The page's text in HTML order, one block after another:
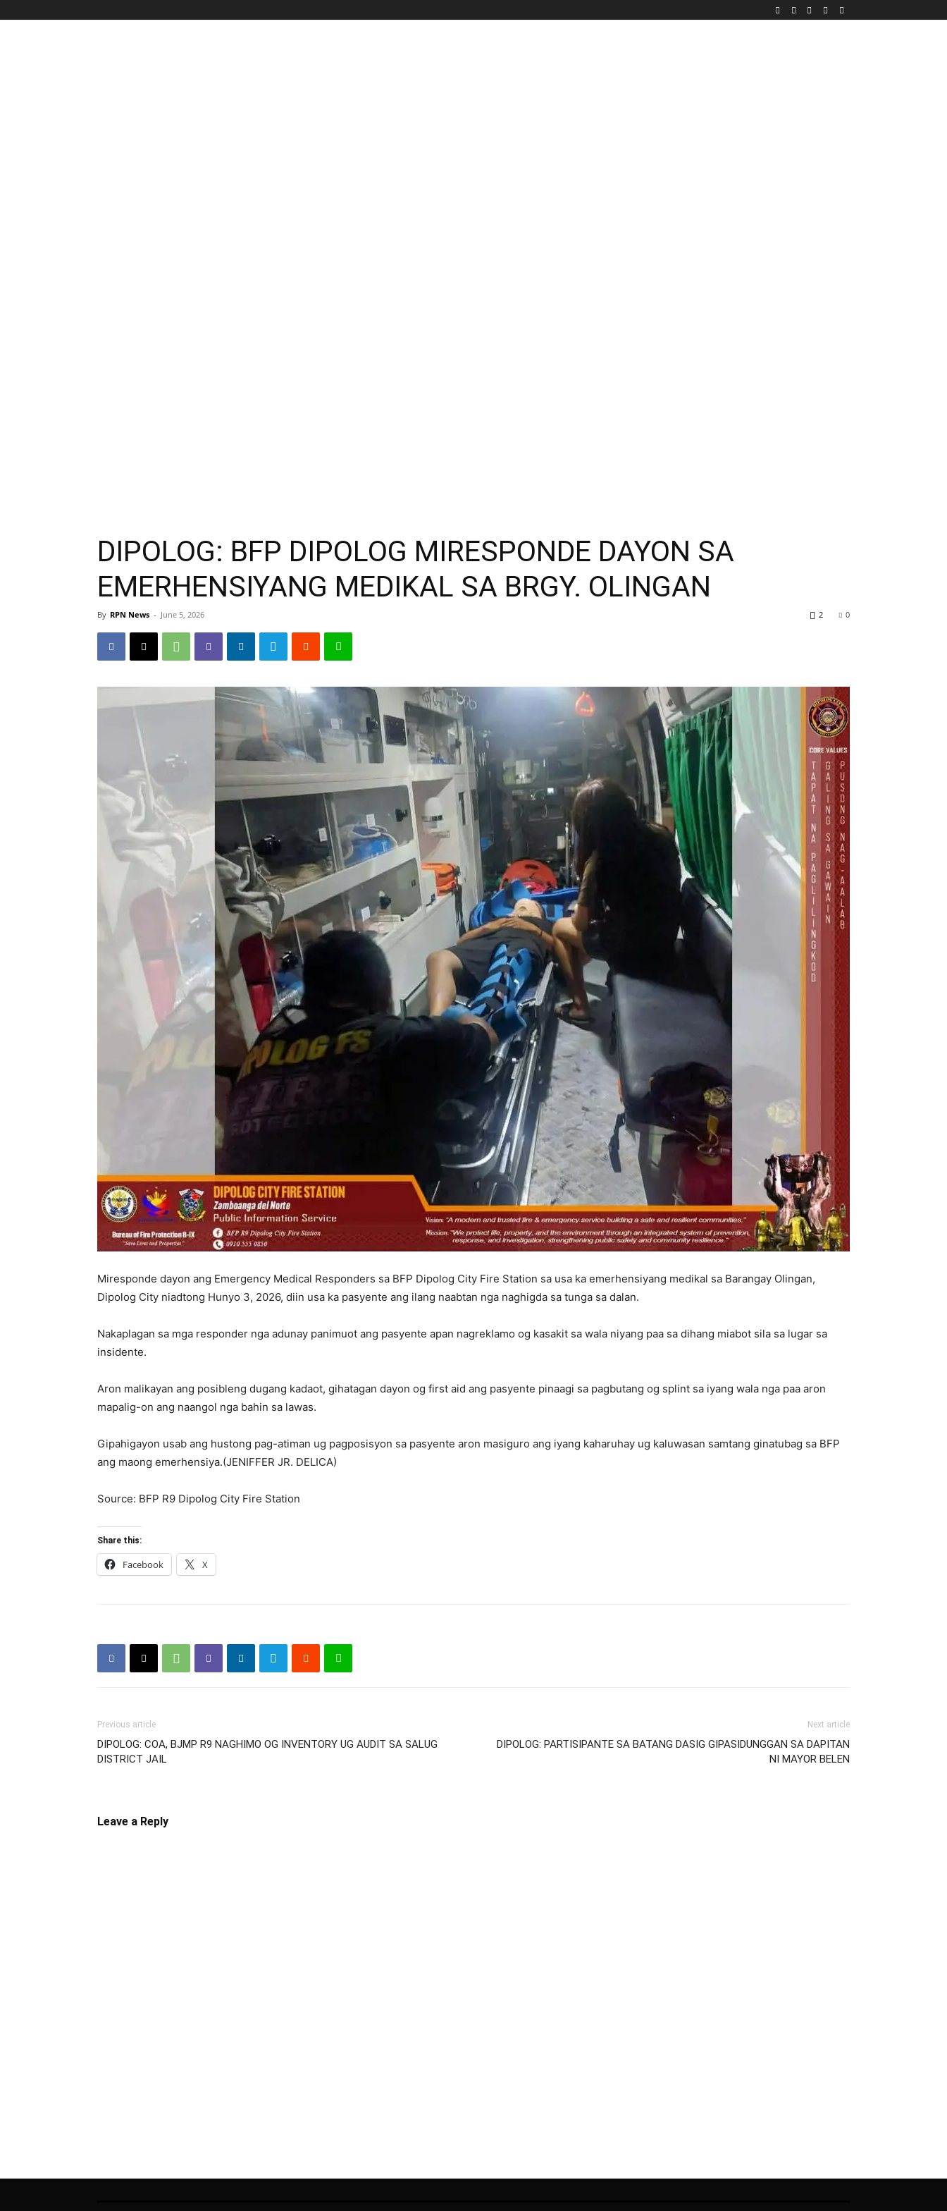
DIPOLOG: BFP DIPOLOG MIRESPONDE DAYON SA
EMERHENSIYANG MEDIKAL SA BRGY. OLINGAN
By RPN News - June 5, 2026 0
2
Miresponde dayon ang Emergency Medical Responders sa BFP Dipolog City Fire Station sa usa ka emerhensiyang medikal sa Barangay Olingan,
Dipolog City niadtong Hunyo 3, 2026, diin usa ka pasyente ang ilang naabtan nga naghigda sa tunga sa dalan.
Nakaplagan sa mga responder nga adunay panimuot ang pasyente apan nagreklamo og kasakit sa wala niyang paa sa dihang miabot sila sa lugar sa
insidente.
Aron malikayan ang posibleng dugang kadaot, gihatagan dayon og first aid ang pasyente pinaagi sa pagbutang og splint sa iyang wala nga paa aron
mapalig-on ang naangol nga bahin sa lawas.
Gipahigayon usab ang hustong pag-atiman ug pagposisyon sa pasyente aron masiguro ang iyang kaharuhay ug kaluwasan samtang ginatubag sa BFP
ang maong emerhensiya.(JENIFFER JR. DELICA)
Source: BFP R9 Dipolog City Fire Station
Share this:
Facebook X
Previous article
DIPOLOG: COA, BJMP R9 NAGHIMO OG INVENTORY UG AUDIT SA SALUG
DISTRICT JAIL
Next article
DIPOLOG: PARTISIPANTE SA BATANG DASIG GIPASIDUNGGAN SA DAPITAN
NI MAYOR BELEN
Leave a Reply